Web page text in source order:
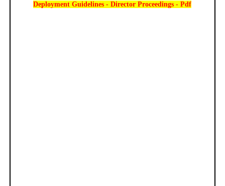
Deployment Guidelines - Director Proceedings - Pdf